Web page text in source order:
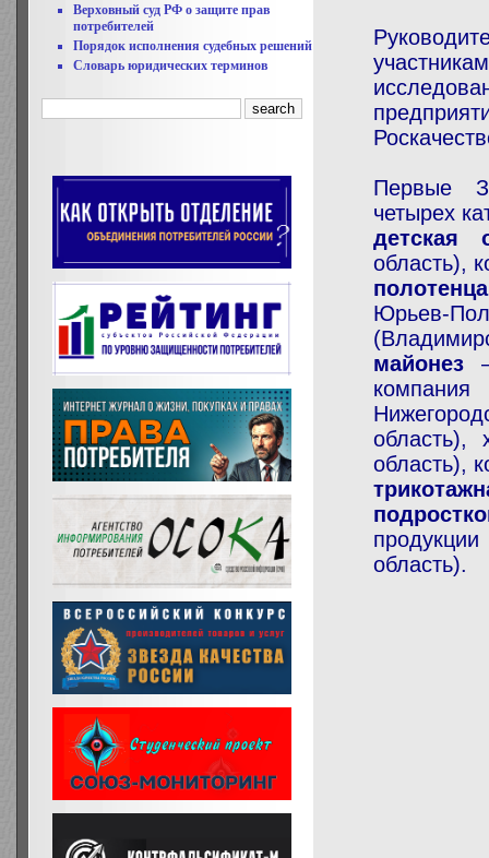
Верховный суд РФ о защите прав
потребителей
Порядок исполнения судебных решений
Словарь юридических терминов
Первые
четырех
детская
область),
Юрьев-
майонез
область),
область),
область).